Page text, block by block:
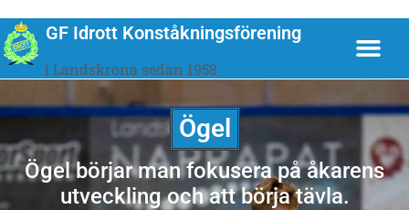
GF Idrott Konståkningsförening
i Landskrona sedan 1958
Ögel
Ögel börjar man fokusera på åkarens
utveckling och att börja tävla.